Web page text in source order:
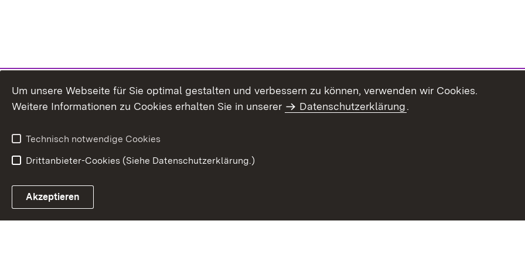
Um unsere Webseite für Sie optimal gestalten und verbessern zu können, verwenden wir Cookies.
Weitere Informationen zu Cookies erhalten Sie in unserer
Datenschutzerklärung.
Technisch notwendige Cookies
Drittanbieter-Cookies (Siehe Datenschutzerklärung.)
Akzeptieren